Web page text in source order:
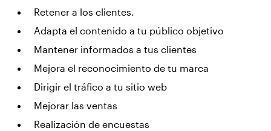
Retener a los clientes.
Adapta el contenido a tu público objetivo
Mantener informados a tus clientes
Mejora el reconocimiento de tu marca
Dirigir el tráfico a tu sitio web
Mejorar las ventas
Realización de encuestas